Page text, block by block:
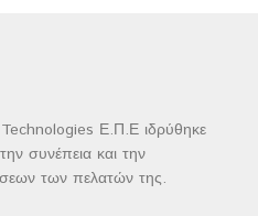
Ε.Π.Ε ιδρύθηκε
συνέπεια και την
των πελατών της.